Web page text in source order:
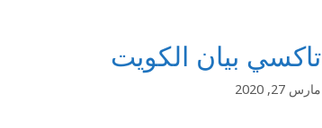
تاكسي بيان الكويت
مارس 27, 2020